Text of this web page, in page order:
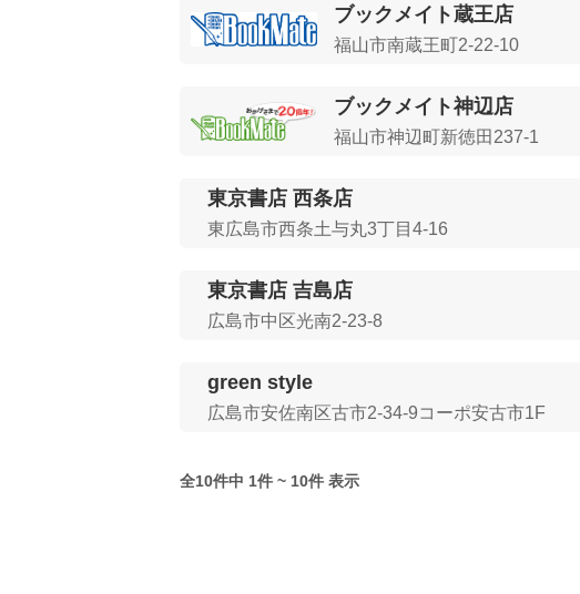
ブックメイト蔵王店
福山市南蔵王町2-22-10
ブックメイト神辺店
福山市神辺町新徳田237-1
東京書店 西条店
東広島市西条土与丸3丁目4-16
東京書店 吉島店
広島市中区光南2-23-8
green style
広島市安佐南区古市2-34-9コーポ安古市1F
全10件中 1件 ~ 10件 表示